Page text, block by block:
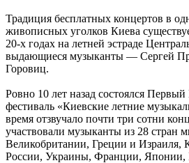
Традиция бесплатных концертов в
живописных уголков Киева
20-х годах на летней эстраде
выдающиеся музыканты — Сергей
Горовиц.
Ровно 10 лет назад состоялся
фестиваль «Киевские летние
время отзвучало почти три сотни
участвовали музыканты из 28 стран
Великобритании, Греции и Израиля,
России, Украины, Франции, Японии,